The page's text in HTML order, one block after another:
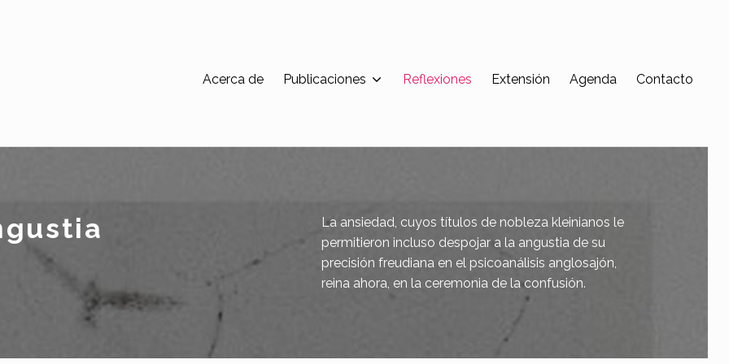
Acerca de Publicaciones Reflexiones Extensión Agenda Contacto
La ansiedad, cuyos títulos de nobleza kleinianos le
permitieron incluso despojar a la angustia de su
precisión freudiana en el psicoanálisis anglosajón,
reina ahora, en la ceremonia de la confusión.